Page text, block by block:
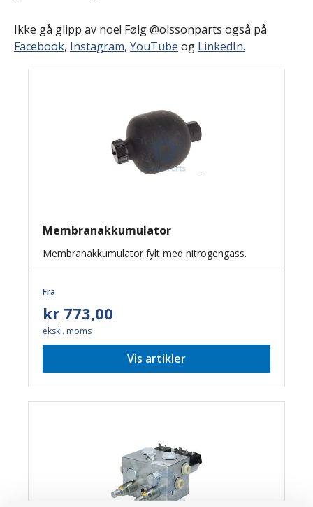
Ikke gå glipp av noe! Følg @olssonparts også på
Facebook, Instagram, YouTube og LinkedIn.
Membranakkumulator
Membranakkumulator fylt med nitrogengass.
Fra
kr 773,00
ekskl. moms
Vis artikler